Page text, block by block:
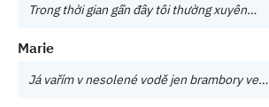
Trong thời gian gần đây tôi thường xuyên…
Marie
Já vařím v nesolené vodě jen brambory ve…